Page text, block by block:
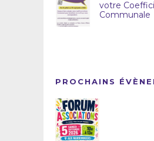
votre
Communale
PROCHAINS